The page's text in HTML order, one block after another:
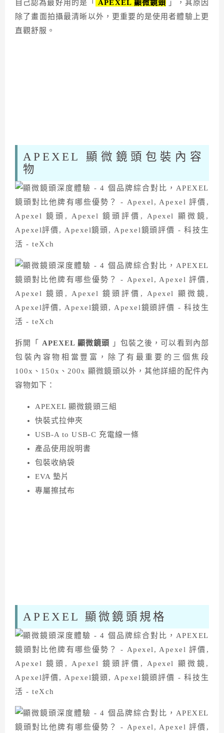
自己認為最好用的是「
APEXEL 顯微鏡頭 」，其原因
除了畫面拍攝最清晰以外，更重要的是使用者體驗上更
直觀舒服。
APEXEL 顯微鏡頭包裝內容
物
拆開「 APEXEL 顯微鏡頭 」包裝之後，可以看到內部
包裝內容物相當豐富，除了有最重要的三個焦段
100x、150x、200x 顯微鏡頭以外，其他詳細的配件內
容物如下：
APEXEL 顯微鏡頭三組
快裝式拉伸夾
USB-A to USB-C 充電線一條
產品使用說明書
包裝收納袋
EVA 墊片
專屬擦拭布
APEXEL 顯微鏡頭規格